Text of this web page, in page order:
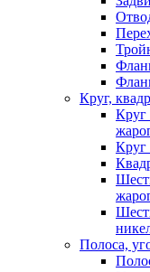
Круг,
Круг
Круг
Полоса,